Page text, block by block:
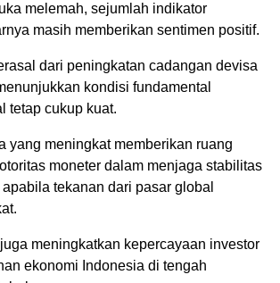
melemah, sejumlah indikator
masih memberikan sentimen positif.
dari peningkatan cadangan devisa
kondisi fundamental
tetap cukup kuat.
yang meningkat memberikan ruang
moneter dalam menjaga stabilitas
tekanan dari pasar global
meningkatkan kepercayaan investor
ekonomi Indonesia di tengah